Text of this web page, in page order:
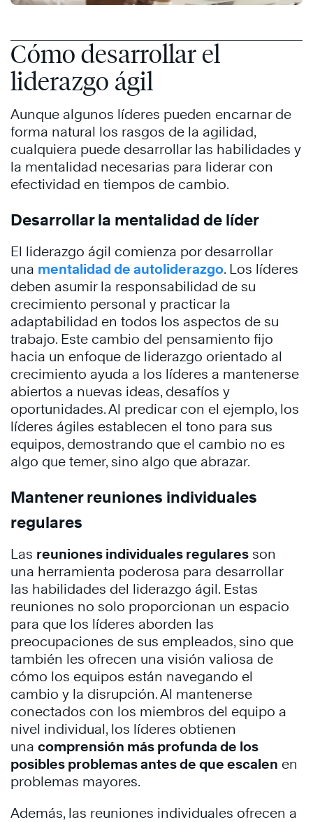
Cómo desarrollar el
liderazgo ágil
Aunque algunos líderes pueden encarnar de
forma natural los rasgos de la agilidad,
cualquiera puede desarrollar las habilidades y
la mentalidad necesarias para liderar con
efectividad en tiempos de cambio.
Desarrollar la mentalidad de líder
El liderazgo ágil comienza por desarrollar
una mentalidad de autoliderazgo. Los líderes
deben asumir la responsabilidad de su
crecimiento personal y practicar la
adaptabilidad en todos los aspectos de su
trabajo. Este cambio del pensamiento fijo
hacia un enfoque de liderazgo orientado al
crecimiento ayuda a los líderes a mantenerse
abiertos a nuevas ideas, desafíos y
oportunidades. Al predicar con el ejemplo, los
líderes ágiles establecen el tono para sus
equipos, demostrando que el cambio no es
algo que temer, sino algo que abrazar.
Mantener reuniones individuales
regulares
Las reuniones individuales regulares son
una herramienta poderosa para desarrollar
las habilidades del liderazgo ágil. Estas
reuniones no solo proporcionan un espacio
para que los líderes aborden las
preocupaciones de sus empleados, sino que
también les ofrecen una visión valiosa de
cómo los equipos están navegando el
cambio y la disrupción. Al mantenerse
conectados con los miembros del equipo a
nivel individual, los líderes obtienen
una comprensión más profunda de los
posibles problemas antes de que escalen en
problemas mayores.
Además, las reuniones individuales ofrecen a